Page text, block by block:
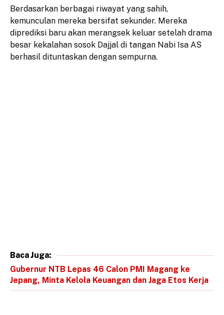
​Berdasarkan berbagai riwayat yang sahih,
kemunculan mereka bersifat sekunder. Mereka
diprediksi baru akan merangsek keluar setelah drama
besar kekalahan sosok Dajjal di tangan Nabi Isa AS
berhasil dituntaskan dengan sempurna.
Baca Juga:
Gubernur NTB Lepas 46 Calon PMI Magang ke
Jepang, Minta Kelola Keuangan dan Jaga Etos Kerja